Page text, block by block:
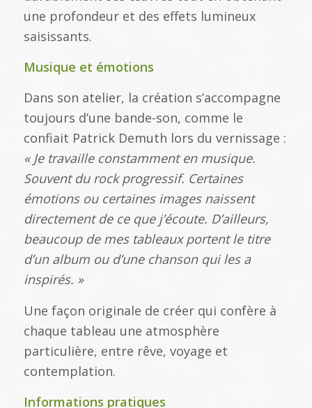
une profondeur et des effets lumineux
saisissants.
Musique et émotions
Dans son atelier, la création s’accompagne
toujours d’une bande-son, comme le
confiait Patrick Demuth lors du vernissage :
« Je travaille constamment en musique.
Souvent du rock progressif. Certaines
émotions ou certaines images naissent
directement de ce que j’écoute. D’ailleurs,
beaucoup de mes tableaux portent le titre
d’un album ou d’une chanson qui les a
inspirés. »
Une façon originale de créer qui confère à
chaque tableau une atmosphère
particulière, entre rêve, voyage et
contemplation.
Informations pratiques